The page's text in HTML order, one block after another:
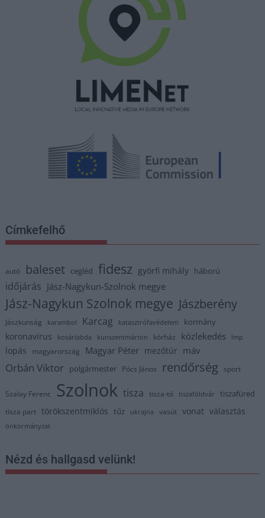
Címkefelhő
autó baleset cegléd fidesz györfi mihály háború
időjárás Jász-Nagykun-Szolnok megye
Jász-Nagykun Szolnok megye Jászberény
Jászkunság karambol Karcag katasztrófavédelem kormány
koronavírus kosárlabda kunszentmárton kórház közlekedés lmp
lopás magyarország Magyar Péter mezőtúr máv
Orbán Viktor polgármester Pócs János rendőrség sport
Szalay Ferenc Szolnok tisza tisza-tó tiszaföldvár tiszafüred
tisza part törökszentmiklós tűz ukrajna vasút vonat választás
önkormányzat
Nézd és hallgasd velünk!